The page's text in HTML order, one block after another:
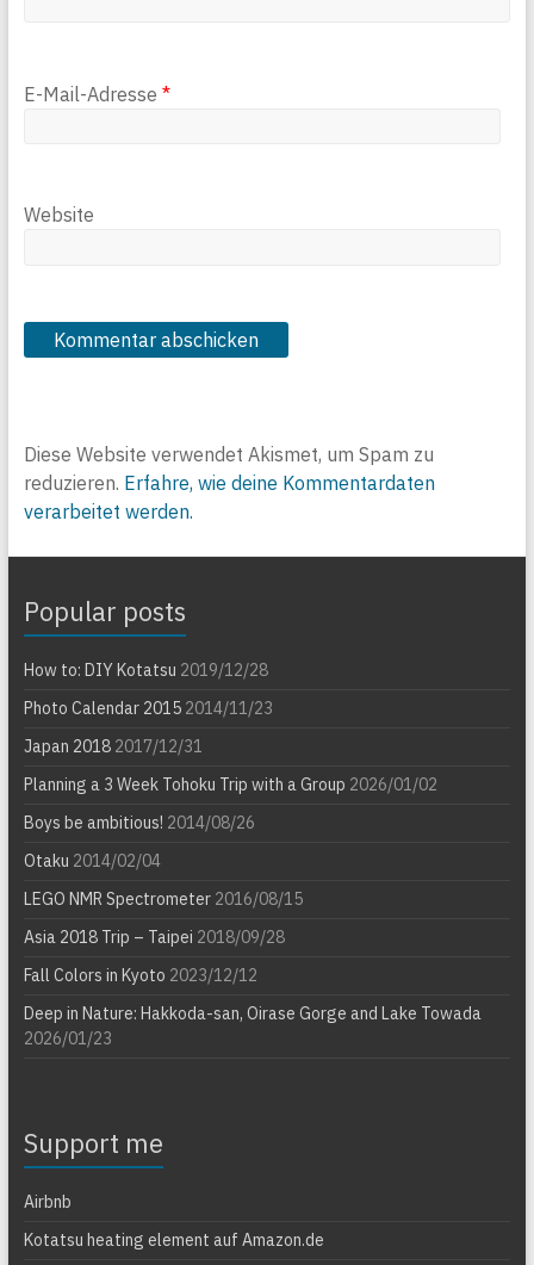
E-Mail-Adresse *
Website
Diese Website verwendet Akismet, um Spam zu
reduzieren. Erfahre, wie deine Kommentardaten
verarbeitet werden.
Popular posts
How to: DIY Kotatsu 2019/12/28
Photo Calendar 20152014/11/23
Japan 20182017/12/31
Planning a 3 Week Tohoku Trip with a Group 2026/01/02
Boys be ambitious! 2014/08/26
Otaku 2014/02/04
LEGO NMR Spectrometer2016/08/15
Asia 2018 Trip – Taipei 2018/09/28
Fall Colors in Kyoto 2023/12/12
Deep in Nature: Hakkoda-san, Oirase Gorge and Lake Towada
2026/01/23
Support me
Airbnb
Kotatsu heating element auf Amazon.de